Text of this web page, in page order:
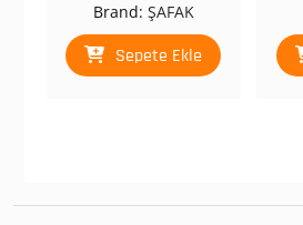
Brand: ŞAFAK
Sepete Ekle